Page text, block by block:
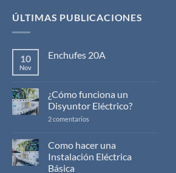
ÚLTIMAS PUBLICACIONES
10
Nov
Enchufes 20A
en
Enchufes
20A
¿Cómo funciona un
Disyuntor Eléctrico?
2 comentarios
Disyuntor
Eléctrico?
Como hacer una
Instalación Eléctrica
Básica